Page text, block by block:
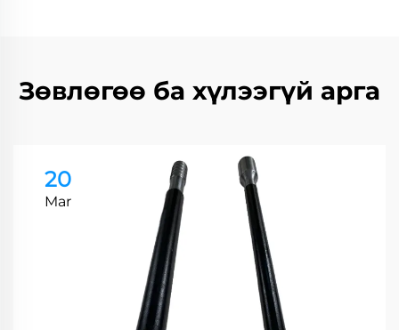
Зөвлөгөө ба хүлээгүй арга
20
Mar